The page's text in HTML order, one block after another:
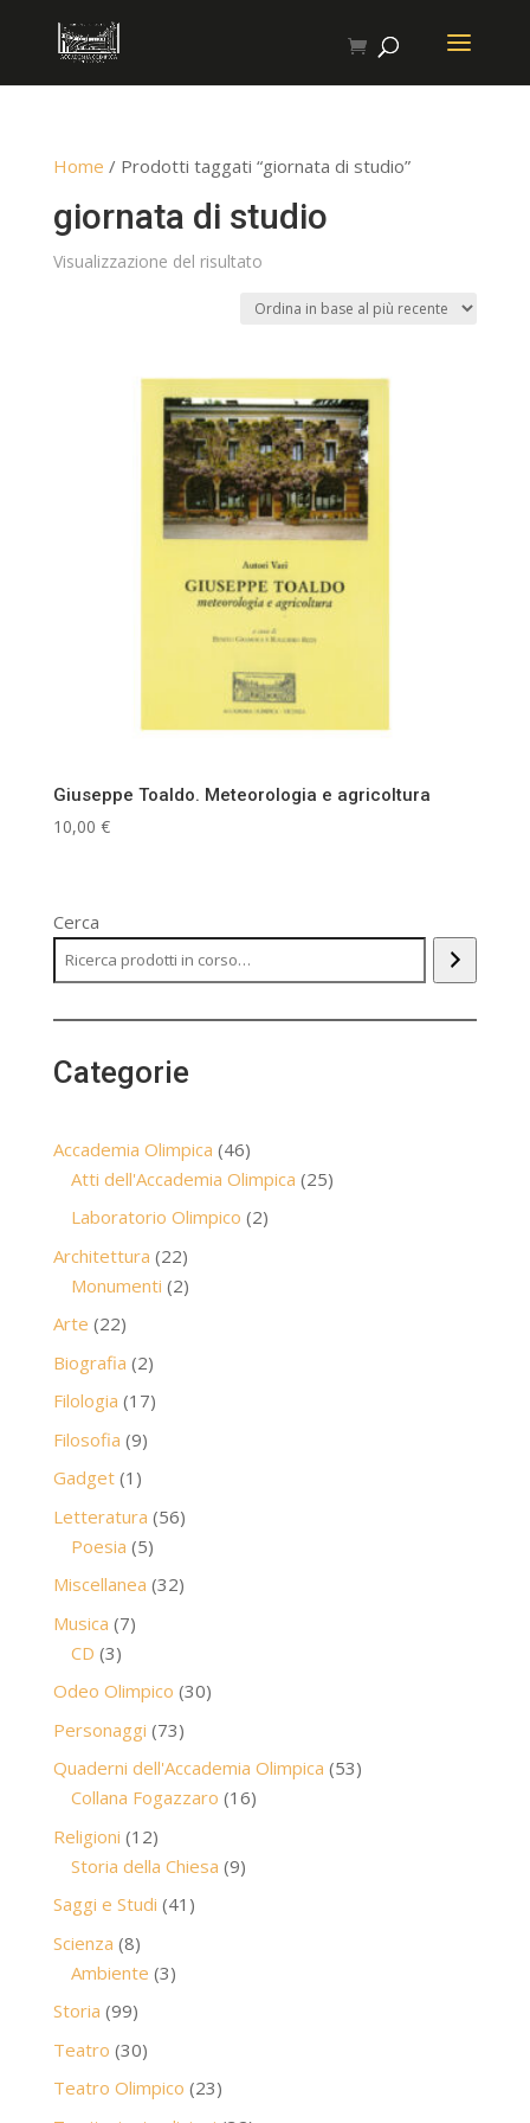
Home / Prodotti taggati “giornata di studio”
giornata di studio
Visualizzazione del risultato
Giuseppe Toaldo. Meteorologia e agricoltura
10,00 €
Cerca
Categorie
Accademia Olimpica 4646
prodotti
Atti dell'Accademia Olimpica 2525
Laboratorio Olimpico 22
Architettura 2222
prodotti
Monumenti 22
Arte 2222
prodotti
Biografia 22
prodotti
Filologia 1717
Filosofia 99
Gadget 1 1
prodotto
Letteratura 5656
Poesia 55
prodotti
Miscellanea 3232
Musica 77
CD 33
prodotti
Odeo Olimpico 3030
Personaggi 7373
prodotti
Quaderni dell'Accademia Olimpica 5353
Collana Fogazzaro 1616
Religioni 1212
prodotti
Storia della Chiesa 99
Saggi e Studi 41 41
Scienza 88
prodotti
Ambiente 33
Storia 9999
prodotti
Teatro 3030
prodotti
Teatro Olimpico 2323
prodotti